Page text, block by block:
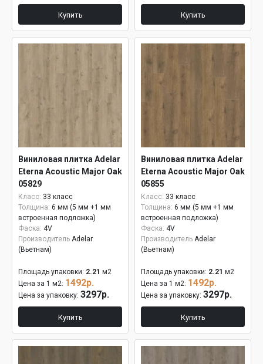
Купить Купить
Виниловая плитка Adelar
Eterna Acoustic Major Oak
05829
Класс: 33 класс
Толщина: 6 мм (5 мм +1 мм
встроенная подложка)
Фаска: 4V
Производитель Adelar
(Вьетнам)
Площадь упаковки: 2.21 м2
Цена за 1 м2: 1492р.
Цена за упаковку: 3297р.
Купить
Виниловая плитка Adelar
Eterna Acoustic Major Oak
05855
Класс: 33 класс
Толщина: 6 мм (5 мм +1 мм
встроенная подложка)
Фаска: 4V
Производитель Adelar
(Вьетнам)
Площадь упаковки: 2.21 м2
Цена за 1 м2: 1492р.
Цена за упаковку: 3297р.
Купить